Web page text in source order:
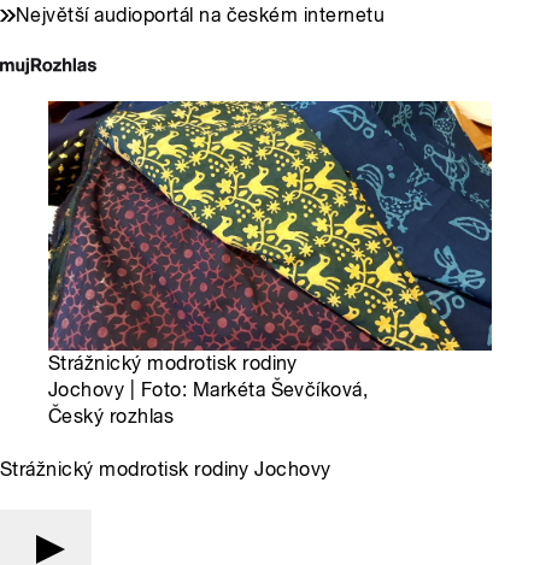
Největší audioportál na českém internetu
Strážnický modrotisk rodiny
Jochovy | Foto: Markéta Ševčíková,
Český rozhlas
Strážnický modrotisk rodiny Jochovy